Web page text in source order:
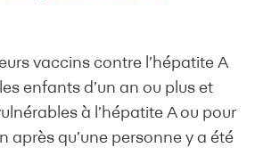
vaccins contre l’hépatite A
enfants d’un an ou plus et
à l’hépatite A ou pour
après qu’une personne y a été